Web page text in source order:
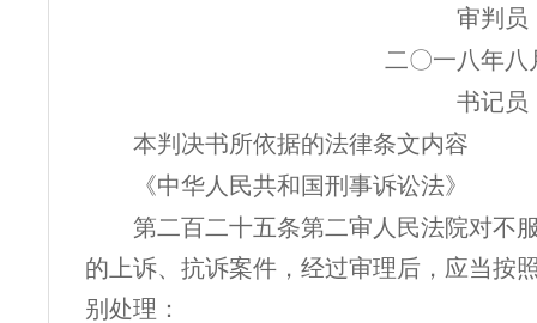
审判
二〇一八年八
书记
本判决书所依据的法律条文内容
《中华人民共和国刑事诉讼法》
第二百二十五条第二审人民法院对不
的上诉、抗诉案件，经过审理后，应当按
别处理：